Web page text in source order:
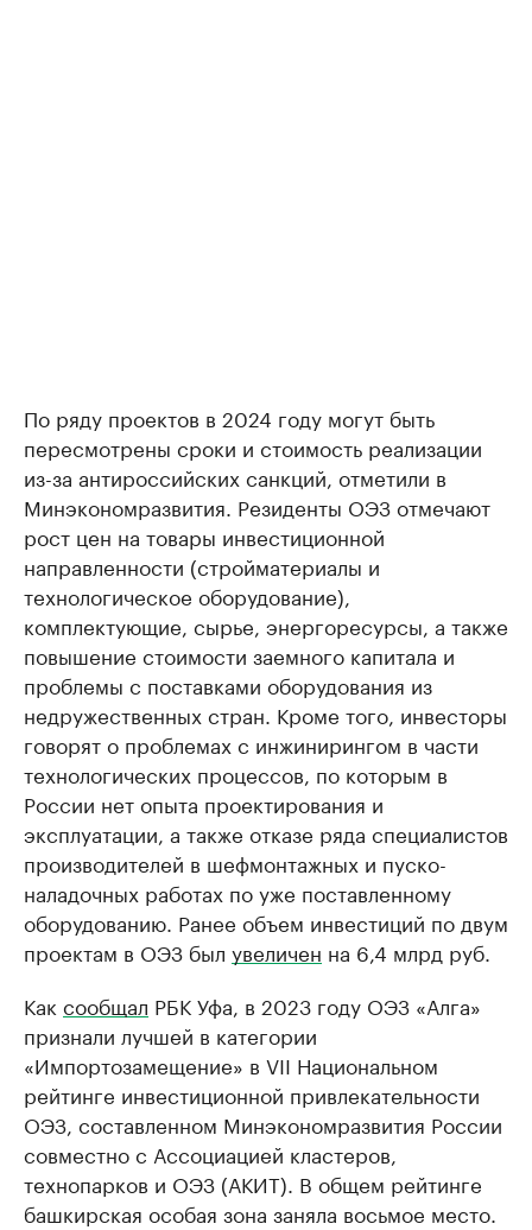
По ряду проектов в 2024 году могут быть
пересмотрены сроки и стоимость реализации
из-за антироссийских санкций, отметили в
Минэкономразвития. Резиденты ОЭЗ отмечают
рост цен на товары инвестиционной
направленности (стройматериалы и
технологическое оборудование),
комплектующие, сырье, энергоресурсы, а также
повышение стоимости заемного капитала и
проблемы с поставками оборудования из
недружественных стран. Кроме того, инвесторы
говорят о проблемах с инжинирингом в части
технологических процессов, по которым в
России нет опыта проектирования и
эксплуатации, а также отказе ряда специалистов
производителей в шефмонтажных и пуско-
наладочных работах по уже поставленному
оборудованию. Ранее объем инвестиций по двум
проектам в ОЭЗ был увеличен на 6,4 млрд руб.
Как сообщал РБК Уфа, в 2023 году ОЭЗ «Алга»
признали лучшей в категории
«Импортозамещение» в VII Национальном
рейтинге инвестиционной привлекательности
ОЭЗ, составленном Минэкономразвития России
совместно с Ассоциацией кластеров,
технопарков и ОЭЗ (АКИТ). В общем рейтинге
башкирская особая зона заняла восьмое место.